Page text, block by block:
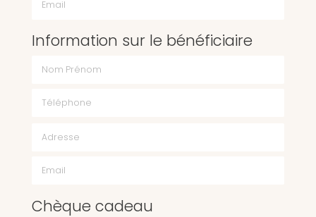
Information sur le bénéficiaire
Chèque cadeau